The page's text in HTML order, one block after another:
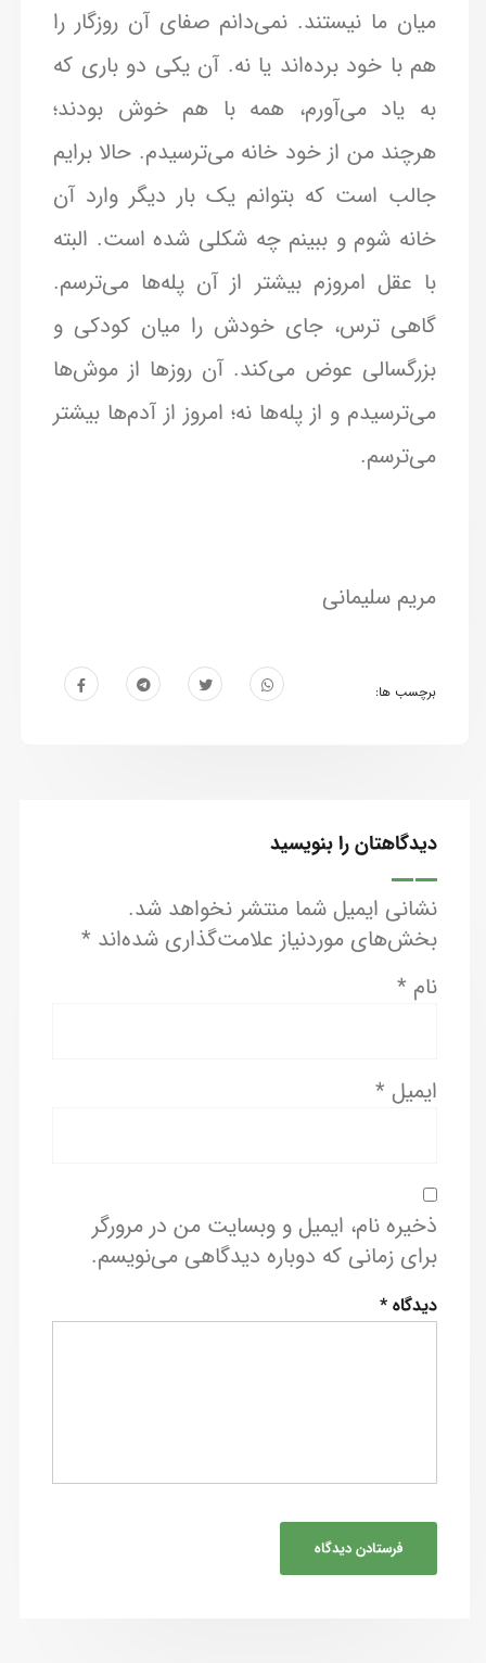
میان ما نیستند. نمی‌دانم صفای آن روزگار را
هم با خود برده‌اند یا نه. آن یکی دو باری که
به یاد می‌آورم، همه با هم خوش بودند؛
هرچند من از خود خانه می‌ترسیدم. حالا برایم
جالب است که بتوانم یک بار دیگر وارد آن
خانه شوم و ببینم چه شکلی شده است. البته
با عقل امروزم بیشتر از آن پله‌ها می‌ترسم.
گاهی ترس، جای خودش را میان کودکی و
بزرگسالی عوض می‌کند. آن روزها از موش‌ها
می‌ترسیدم و از پله‌ها نه؛ امروز از آدم‌ها بیشتر
می‌ترسم.
مریم سلیمانی
برچسب ها:
دیدگاهتان را بنویسید
نشانی ایمیل شما منتشر نخواهد شد.
بخش‌های موردنیاز علامت‌گذاری شده‌اند *
نام *
ایمیل *
ذخیره نام، ایمیل و وبسایت من در مرورگر
برای زمانی که دوباره دیدگاهی می‌نویسم.
دیدگاه*